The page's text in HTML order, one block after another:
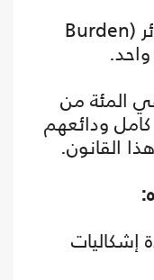
• إدخال مفهوم تقاسم الخسائر (Burden
الحكومة، 85 في المئة من
ودائعهم
القانون.
إشكاليات